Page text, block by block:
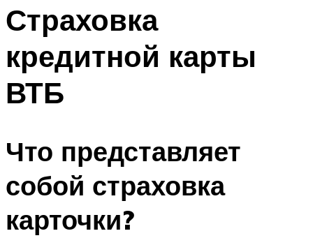
Страховка
кредитной карты
ВТБ
Что представляет
собой страховка
карточки?